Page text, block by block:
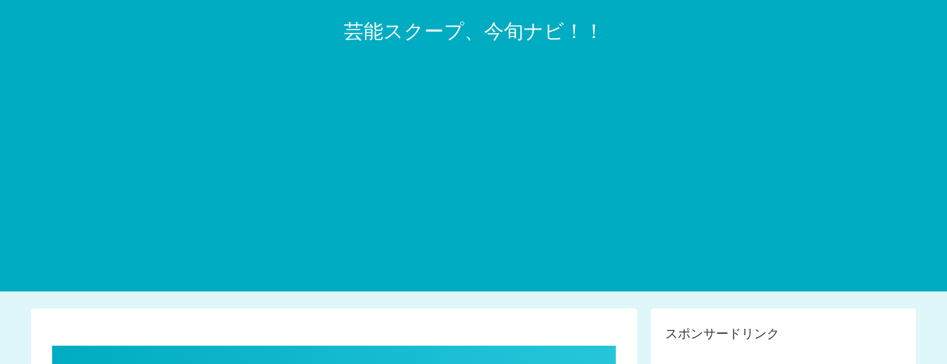
芸能スクープ、今旬ナビ！！
スポンサードリンク